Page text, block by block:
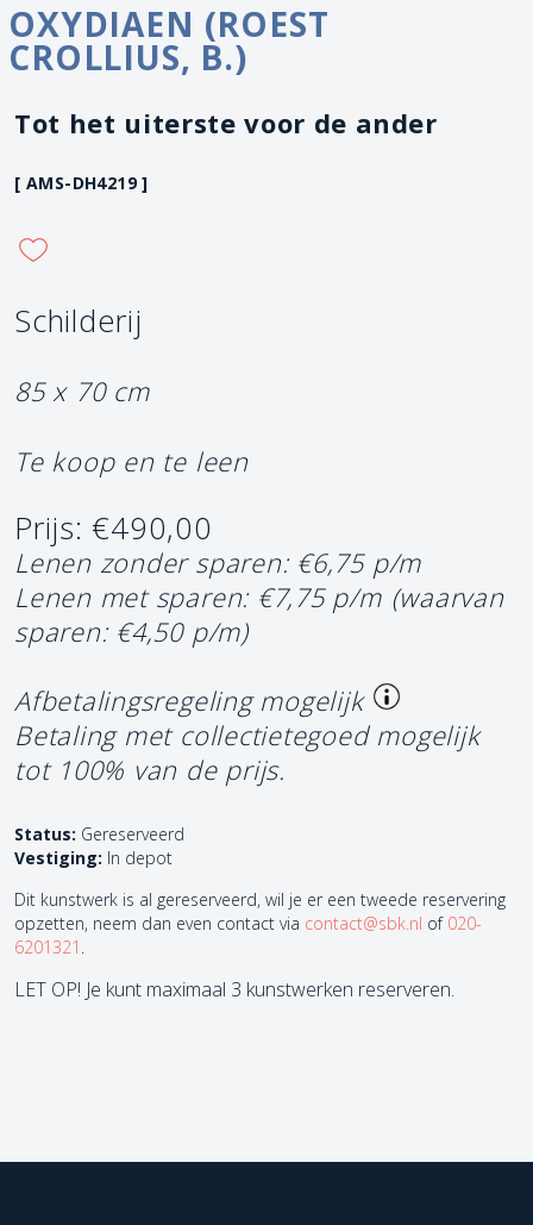
OXYDIAEN (ROEST
CROLLIUS, B.)
Tot het uiterste voor de ander
[ AMS-DH4219 ]
Schilderij
85 x 70 cm
Te koop en te leen
Prijs: €490,00
Lenen zonder sparen: €6,75 p/m
Lenen met sparen: €7,75 p/m (waarvan
sparen: €4,50 p/m)
Afbetalingsregeling mogelijk
Betaling met collectietegoed mogelijk
tot 100% van de prijs.
Status: Gereserveerd
Vestiging: In depot
Dit kunstwerk is al gereserveerd, wil je er een tweede reservering
opzetten, neem dan even contact via contact@sbk.nl of 020-
6201321 .
LET OP! Je kunt maximaal 3 kunstwerken reserveren.